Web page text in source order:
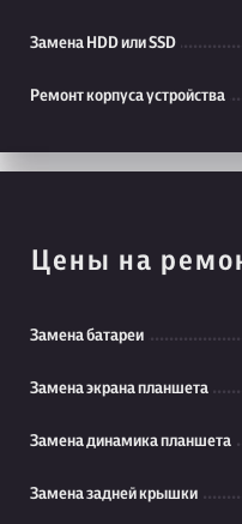
Замена HDD или SSD
Ремонт корпуса устройства
Цены на
Замена батареи
Замена экрана планшета
Замена динамика планшета
Замена задней крышки